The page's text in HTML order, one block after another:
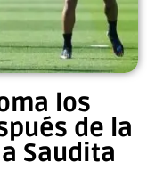
los
de la
Saudita